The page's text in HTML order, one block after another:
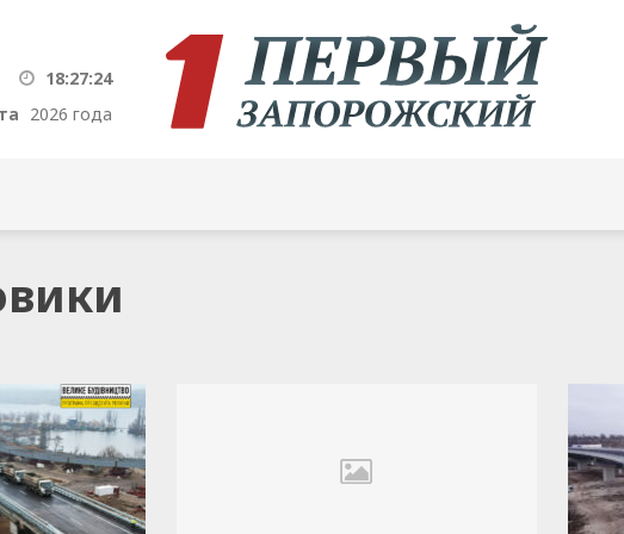
18:27:25
2026 года